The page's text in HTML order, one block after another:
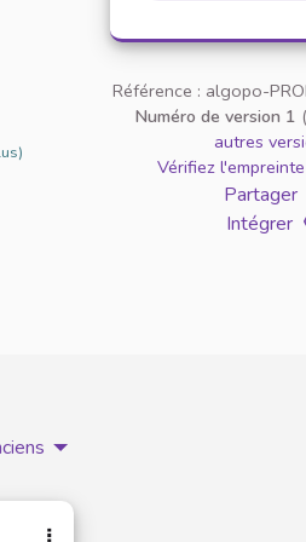
Référence : algopo-
Numéro de version 1
autres
Vérifiez
Partager
Intégrer